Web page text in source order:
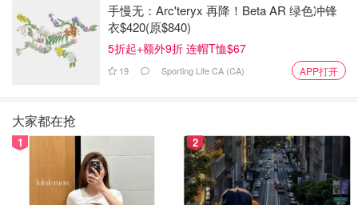
4. Pumpkins After Dark 南瓜赏
日期：周四至周日，万圣节当天，2022 年 9 月 22 日至 10
费用： 21.95 加币，门票必须在线预购
时间： 门票时间在下午 6:45 至晚上 10 点之间有调整
地点： Winsport Calgary
手慢无：Arc'teryx 再降！Beta AR 绿色冲锋
衣$420(原$840)
5折起+额外9折 连帽T恤$67
19 Sporting Life CA (CA) APP打开
大家都在抢
1 2